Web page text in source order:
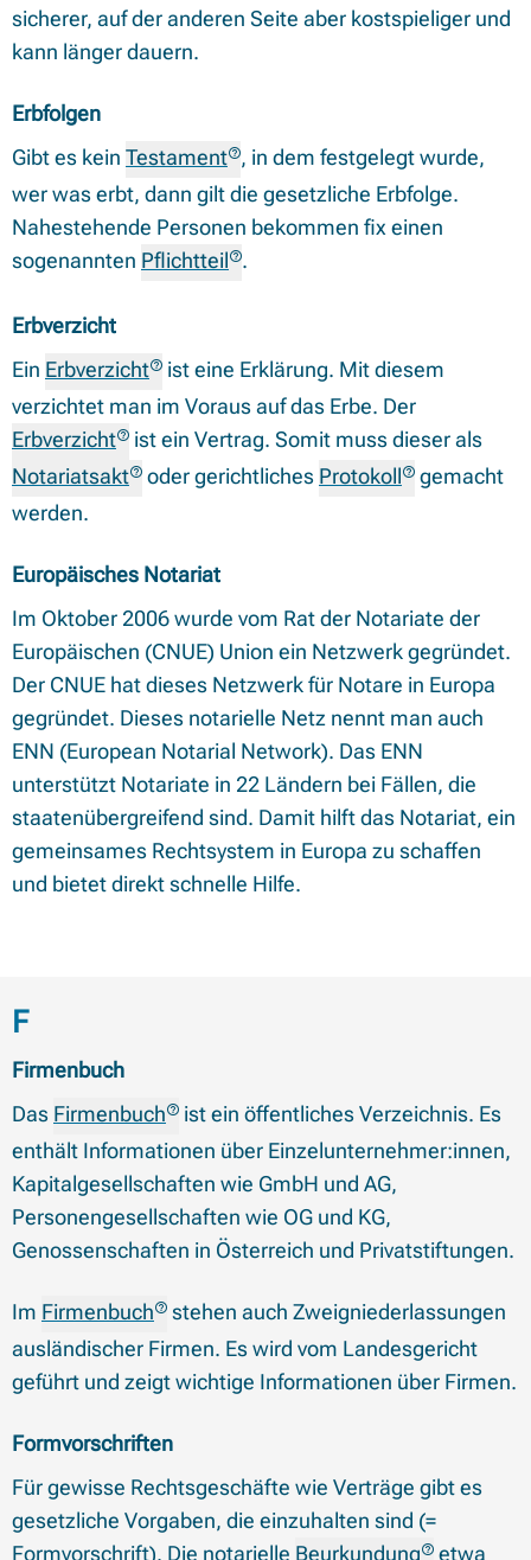
sicherer, auf der anderen Seite aber kostspieliger und
kann länger dauern.
Erbfolgen
Gibt es kein Testament , in dem festgelegt wurde,
wer was erbt, dann gilt die gesetzliche Erbfolge.
Nahestehende Personen bekommen fix einen
sogenannten Pflichtteil .
Erbverzicht
Ein Erbverzicht
ist eine Erklärung. Mit diesem
verzichtet man im Voraus auf das Erbe. Der
Erbverzicht
ist ein Vertrag. Somit muss dieser als
Notariatsakt
oder gerichtliches Protokoll
gemacht
werden.
Europäisches Notariat
Im Oktober 2006 wurde vom Rat der Notariate der
Europäischen (CNUE) Union ein Netzwerk gegründet.
Der CNUE hat dieses Netzwerk für Notare in Europa
gegründet. Dieses notarielle Netz nennt man auch
ENN (European Notarial Network). Das ENN
unterstützt Notariate in 22 Ländern bei Fällen, die
staatenübergreifend sind. Damit hilft das Notariat, ein
gemeinsames Rechtsystem in Europa zu schaffen
und bietet direkt schnelle Hilfe.
Begriffe mit Anfangsbuchstabe
F
Firmenbuch
Das Firmenbuch
ist ein öffentliches Verzeichnis. Es
enthält Informationen über Einzelunternehmer:innen,
Kapitalgesellschaften wie GmbH und AG,
Personengesellschaften wie OG und KG,
Genossenschaften in Österreich und Privatstiftungen.
Im Firmenbuch
stehen auch Zweigniederlassungen
ausländischer Firmen. Es wird vom Landesgericht
geführt und zeigt wichtige Informationen über Firmen.
Formvorschriften
Für gewisse Rechtsgeschäfte wie Verträge gibt es
gesetzliche Vorgaben, die einzuhalten sind (=
Formvorschrift). Die notarielle Beurkundung
etwa